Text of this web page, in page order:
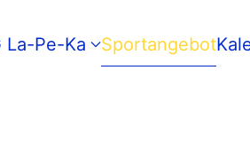
La-Pe-Ka Sportangebot